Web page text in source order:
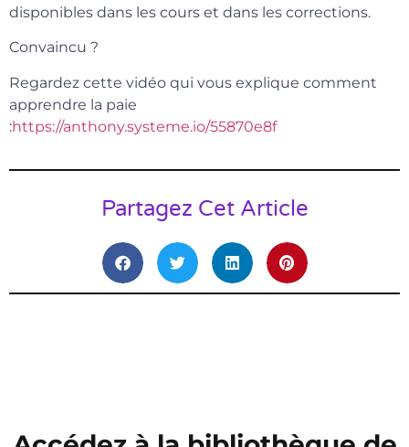
disponibles dans les cours et dans les corrections.
Convaincu ?
Regardez cette vidéo qui vous explique comment
apprendre la paie
:https://anthony.systeme.io/55870e8f
Partagez Cet Article